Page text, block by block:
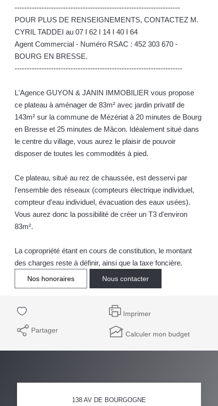
--------------------------------------------------------------------
POUR PLUS DE RENSEIGNEMENTS, CONTACTEZ M.
CYRIL TADDEI au 07 I 62 I 14 I 40 I 64
Agent Commercial - Numéro RSAC : 452 303 670 -
BOURG EN BRESSE.
---------------------------------------------------------------------
L'Agence GUYON & JANIN IMMOBILIER vous propose
ce plateau à aménager de 83m² avec jardin privatif de
143m² sur la commune de Mézériat à 20 minutes de Bourg
en Bresse et 25 minutes de Mâcon. Idéalement situé dans
le centre du village, vous aurez le plaisir de pouvoir
disposer de toutes les commodités à pied.
Ce plateau, situé au rez de chaussée, est desservi par
l'ensemble des réseaux (compteurs électrique individuel,
compteur d'eau individuel, évacuation des eaux usées).
Vous aurez donc la possibilité de créer un T3 d'environ
83m².
La copropriété étant en cours de constitution, le montant
des charges reste à définir, ainsi que la taxe foncière.
Nos honoraires Nous contacter
Imprimer
Partager Calculer mon budget
138 AV DE BOURGOGNE